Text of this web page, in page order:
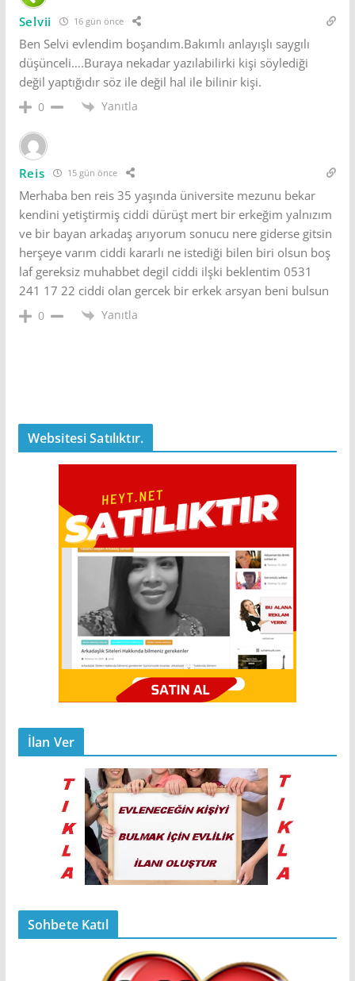
Selvii 16 gün önce
Ben Selvi evlendim boşandım.Bakımlı anlayışlı saygılı
düşünceli….Buraya nekadar yazılabilirki kişi söylediği
değil yaptığıdır söz ile değil hal ile bilinir kişi.
0 Yanıtla
Reis 15 gün önce
Merhaba ben reis 35 yaşında üniversite mezunu bekar
kendini yetiştirmiş ciddi dürüşt mert bir erkeğim yalnızım
ve bir bayan arkadaş arıyorum sonucu nere giderse gitsin
herşeye varım ciddi kararlı ne istediği bilen biri olsun boş
laf gereksiz muhabbet degil ciddi ilşki beklentim 0531
241 17 22 ciddi olan gercek bir erkek arsyan beni bulsun
0 Yanıtla
Websitesi Satılıktır.
İlan Ver
Sohbete Katıl